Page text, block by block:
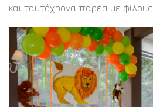
και ταυτόχρονα παρέα με φίλους.